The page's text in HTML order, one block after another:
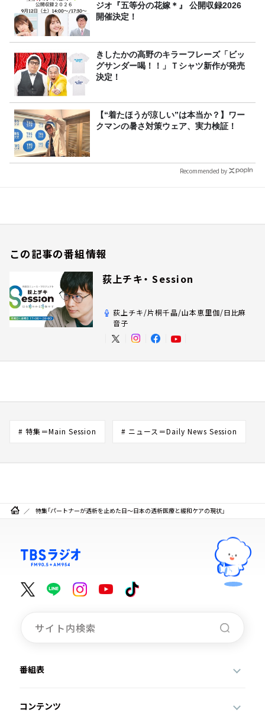
ジオ『五等分の花嫁＊』 公開収録2026
開催決定！
きしたかの高野のキラーフレーズ「ビッ
グサンダー喝！！」Ｔシャツ新作が発売
決定！
【“着たほうが涼しい”は本当か？】ワー
クマンの暑さ対策ウェア、実力検証！
Recommended by
この記事の番組情報
荻上チキ・ Session
荻上チキ/片桐千晶/山本恵里伽/日比麻
音子
# 特集＝Main Session # ニュース＝Daily News Session
特集「パートナーが透析を止めた日～日本の透析医療と緩和ケアの現状」
番組表
コンテンツ